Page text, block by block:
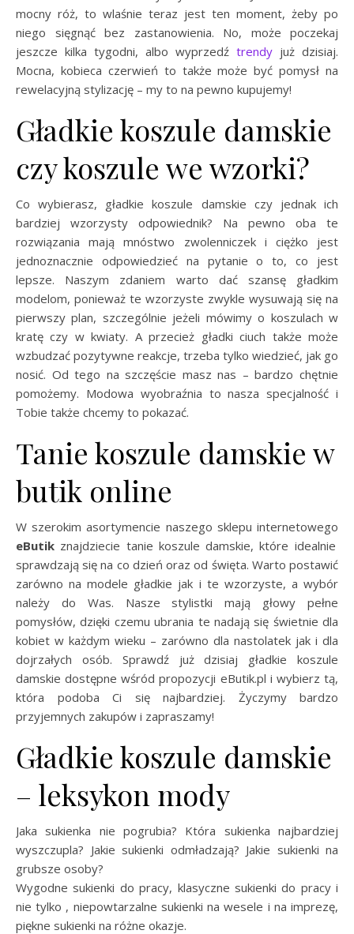
mocny róż, to wlaśnie teraz jest ten moment, żeby po
niego sięgnąć bez zastanowienia. No, może poczekaj
jeszcze kilka tygodni, albo wyprzedź trendy już dzisiaj.
Mocna, kobieca czerwień to także może być pomysł na
rewelacyjną stylizację – my to na pewno kupujemy!
Gładkie koszule damskie
czy koszule we wzorki?
Co wybierasz, gładkie koszule damskie czy jednak ich
bardziej wzorzysty odpowiednik? Na pewno oba te
rozwiązania mają mnóstwo zwolenniczek i ciężko jest
jednoznacznie odpowiedzieć na pytanie o to, co jest
lepsze. Naszym zdaniem warto dać szansę gładkim
modelom, ponieważ te wzorzyste zwykle wysuwają się na
pierwszy plan, szczególnie jeżeli mówimy o koszulach w
kratę czy w kwiaty. A przecież gładki ciuch także może
wzbudzać pozytywne reakcje, trzeba tylko wiedzieć, jak go
nosić. Od tego na szczęście masz nas – bardzo chętnie
pomożemy. Modowa wyobraźnia to nasza specjalność i
Tobie także chcemy to pokazać.
Tanie koszule damskie w
butik online
W szerokim asortymencie naszego sklepu internetowego
eButik znajdziecie tanie koszule damskie, które idealnie
sprawdzają się na co dzień oraz od święta. Warto postawić
zarówno na modele gładkie jak i te wzorzyste, a wybór
należy do Was. Nasze stylistki mają głowy pełne
pomysłów, dzięki czemu ubrania te nadają się świetnie dla
kobiet w każdym wieku – zarówno dla nastolatek jak i dla
dojrzałych osób. Sprawdź już dzisiaj gładkie koszule
damskie dostępne wśród propozycji eButik.pl i wybierz tą,
która podoba Ci się najbardziej. Życzymy bardzo
przyjemnych zakupów i zapraszamy!
Gładkie koszule damskie
– leksykon mody
Jaka sukienka nie pogrubia? Która sukienka najbardziej
wyszczupla? Jakie sukienki odmładzają? Jakie sukienki na
grubsze osoby?
Wygodne sukienki do pracy, klasyczne sukienki do pracy i
nie tylko , niepowtarzalne sukienki na wesele i na imprezę,
piękne sukienki na różne okazje.